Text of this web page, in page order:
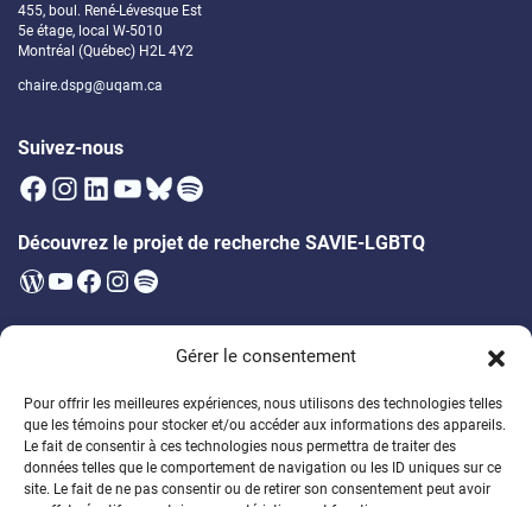
Gérer le consentement
Pour offrir les meilleures expériences, nous utilisons des technologies telles
que les témoins pour stocker et/ou accéder aux informations des appareils.
Le fait de consentir à ces technologies nous permettra de traiter des
données telles que le comportement de navigation ou les ID uniques sur ce
site. Le fait de ne pas consentir ou de retirer son consentement peut avoir
455, boul. René-Lévesque Est
5e étage, local W-5010
Montréal (Québec) H2L 4Y2
chaire.dspg@uqam.ca
Suivez-nous
Facebook
Instagram
LinkedIn
YouTube
Bluesky
Spotify
Découvrez le projet de recherche SAVIE-LGBTQ
WordPress
YouTube
Facebook
Instagram
Spotify
Soutenez la formation des étudiant·es
Encouragez un généreux programme de bourses